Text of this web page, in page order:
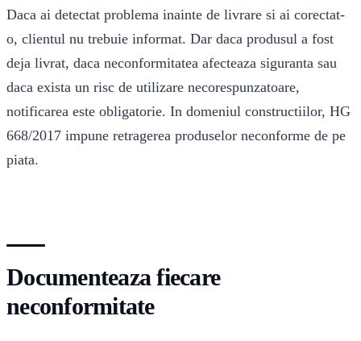
Daca ai detectat problema inainte de livrare si ai corectat-
o, clientul nu trebuie informat. Dar daca produsul a fost
deja livrat, daca neconformitatea afecteaza siguranta sau
daca exista un risc de utilizare necorespunzatoare,
notificarea este obligatorie. In domeniul constructiilor, HG
668/2017 impune retragerea produselor neconforme de pe
piata.
Documenteaza fiecare
neconformitate